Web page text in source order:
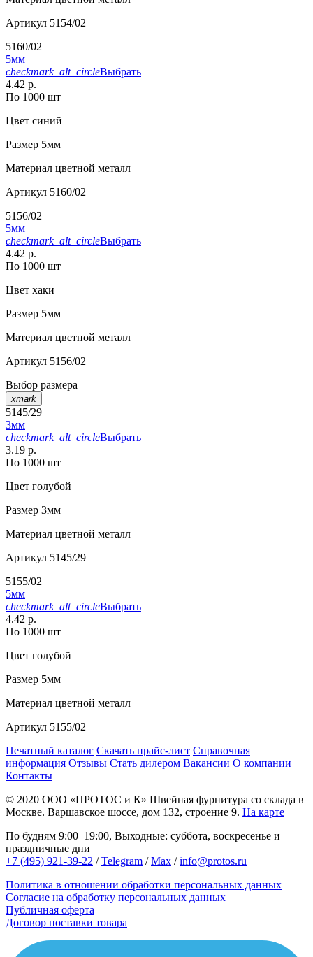
Артикул 5154/02
5160/02
5мм
checkmark_alt_circleВыбрать
4.42 р.
По 1000 шт
Цвет синий
Размер 5мм
Материал цветной металл
Артикул 5160/02
5156/02
5мм
checkmark_alt_circleВыбрать
4.42 р.
По 1000 шт
Цвет хаки
Размер 5мм
Материал цветной металл
Артикул 5156/02
Выбор размера
xmark
5145/29
3мм
checkmark_alt_circleВыбрать
3.19 р.
По 1000 шт
Цвет голубой
Размер 3мм
Материал цветной металл
Артикул 5145/29
5155/02
5мм
checkmark_alt_circleВыбрать
4.42 р.
По 1000 шт
Цвет голубой
Размер 5мм
Материал цветной металл
Артикул 5155/02
Печатный каталог Скачать прайс-лист Справочная
информация Отзывы Стать дилером Вакансии О компании
Контакты
© 2020 ООО «ПРОТОС и К» Швейная фурнитура со склада в
Москве. Варшавское шоссе, дом 132, строение 9. На карте
По будням 9:00–19:00, Выходные: суббота, воскресенье и
праздничные дни
+7 (495) 921-39-22 /Telegram /Max /info@protos.ru
Политика в отношении обработки персональных данных
Согласие на обработку персональных данных
Публичная оферта
Договор поставки товара